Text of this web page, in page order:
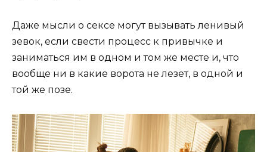
Даже мысли о сексе могут вызывать ленивый
зевок, если свести процесс к привычке и
заниматься им в одном и том же месте и, что
вообще ни в какие ворота не лезет, в одной и
той же позе.